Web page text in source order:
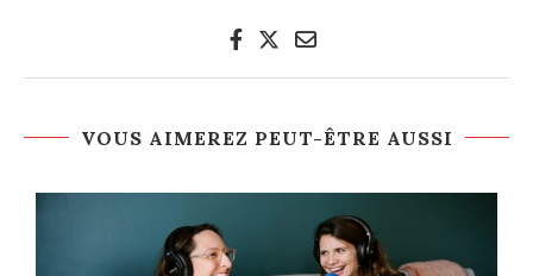
VOUS AIMEREZ PEUT-ÊTRE AUSSI